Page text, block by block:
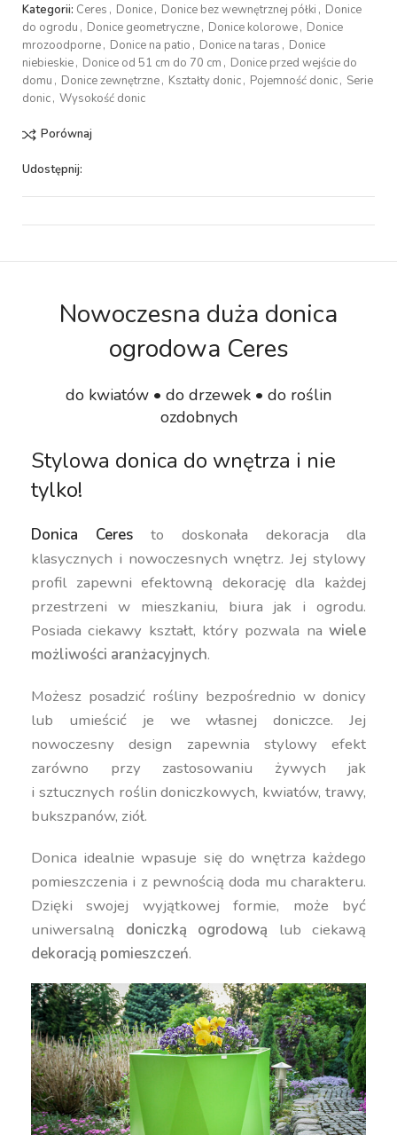
Kategorii: Ceres , Donice, Donice bez wewnętrznej półki , Donice
do ogrodu , Donice geometryczne, Donice kolorowe, Donice
mrozoodporne, Donice na patio , Donice na taras , Donice
niebieskie, Donice od 51 cm do 70 cm , Donice przed wejście do
domu , Donice zewnętrzne, Kształty donic, Pojemność donic, Serie
donic, Wysokość donic
Porównaj
Udostępnij:
Nowoczesna duża donica
ogrodowa Ceres
do kwiatów • do drzewek • do roślin
ozdobnych
Stylowa donica do wnętrza i nie
tylko!
Donica Ceresto doskonała dekoracja dla
klasycznych i nowoczesnych wnętrz. Jej stylowy
profil zapewni efektowną dekorację dla każdej
przestrzeni w mieszkaniu, biura jak i ogrodu.
Posiada ciekawy kształt, który pozwala na wiele
możliwości aranżacyjnych.
Możesz posadzić rośliny bezpośrednio w donicy
lub umieścić je we własnej doniczce. Jej
nowoczesny design zapewnia stylowy efekt
zarówno przy zastosowaniu żywych jak
i sztucznych roślin doniczkowych, kwiatów, trawy,
bukszpanów, ziół.
Donica idealnie wpasuje się do wnętrza każdego
pomieszczenia i z pewnością doda mu charakteru.
Dzięki swojej wyjątkowej formie, może być
uniwersalną doniczką ogrodową lub ciekawą
dekoracją pomieszczeń.